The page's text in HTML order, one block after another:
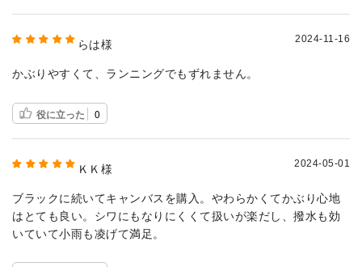
らは様 2024-11-16
かぶりやすくて、ランニングでもずれません。
役に立った 0
ＫＫ様 2024-05-01
ブラックに続いてキャンバスを購入。やわらかくてかぶり心地
はとても良い。シワにもなりにくくて扱いが楽だし、撥水も効
いていて小雨も凌げて満足。